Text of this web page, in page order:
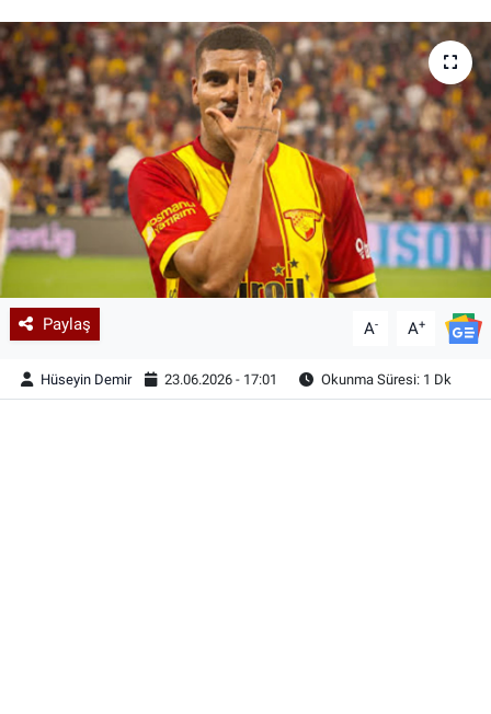
Paylaş A- A+
Hüseyin Demir 23.06.2026 - 17:01 Okunma Süresi: 1 Dk